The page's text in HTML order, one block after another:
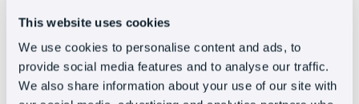
This website uses cookies
We use cookies to personalise content and ads, to
provide social media features and to analyse our traffic.
We also share information about your use of our site with
asistentes comparten muchas características con
los chat bots con lo que arrastran el principal
problema de estos:la ausencia de empatía.